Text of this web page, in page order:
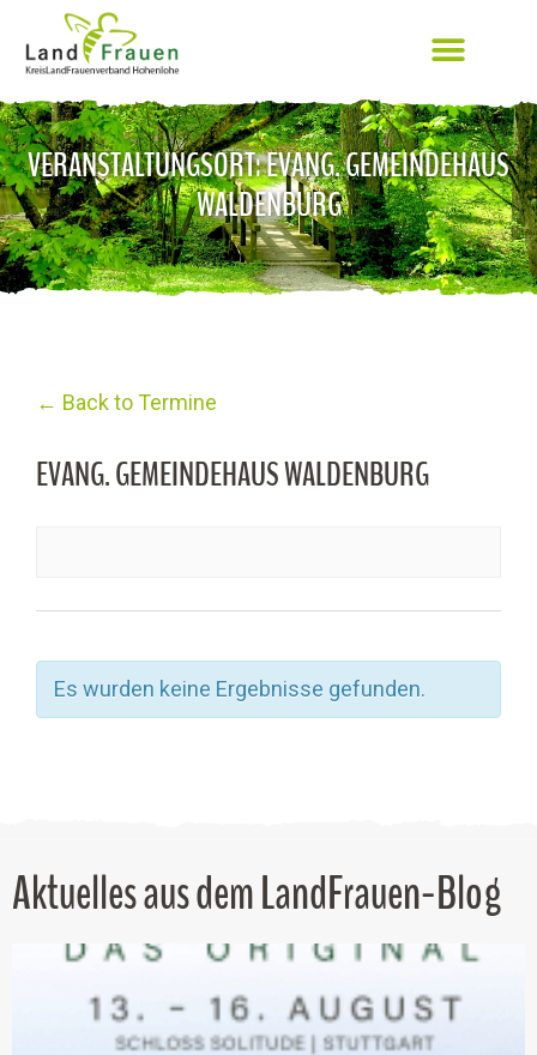
VERANSTALTUNGSORT: EVANG. GEMEINDEHAUS
WALDENBURG
← Back to Termine
EVANG. GEMEINDEHAUS WALDENBURG
Es wurden keine Ergebnisse gefunden.
Aktuelles aus dem LandFrauen-Blog